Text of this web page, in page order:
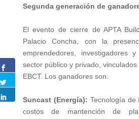
Segunda generación de
El evento de cierre de APTA
Palacio Concha, con la
emprendedores, investigadores
sector público y privado,
EBCT. Los ganadores son:
Suncast (Energía): Tecnología de
costos de mantención de